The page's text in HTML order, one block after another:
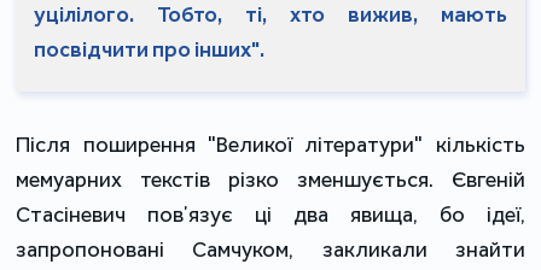
уцілілого. Тобто, ті, хто вижив, мають
посвідчити про інших".
Після поширення "Великої літератури" кількість
мемуарних текстів різко зменшується. Євгеній
Стасіневич повʼязує ці два явища, бо ідеї,
запропоновані Самчуком, закликали знайти